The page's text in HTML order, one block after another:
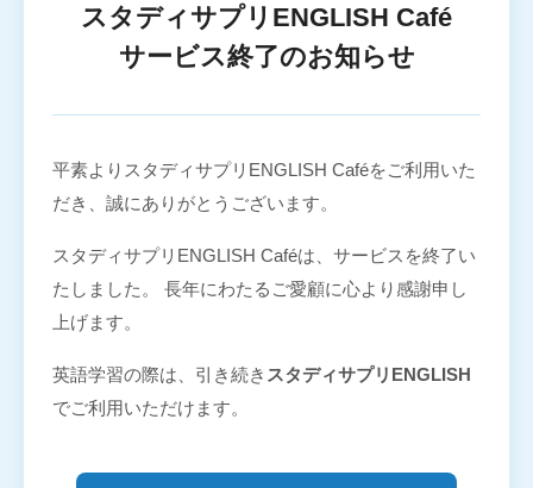
スタディサプリENGLISH Café
サービス終了のお知らせ
平素よりスタディサプリENGLISH Caféをご利用いた
だき、誠にありがとうございます。
スタディサプリENGLISH Caféは、サービスを終了い
たしました。 長年にわたるご愛顧に心より感謝申し
上げます。
英語学習の際は、引き続き スタディサプリENGLISH
でご利用いただけます。